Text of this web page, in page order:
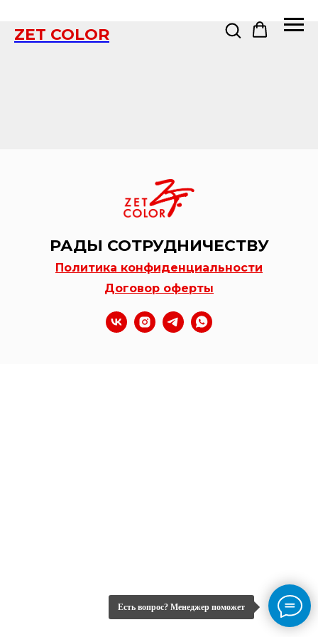
Есть вопрос? Менеджер поможет
ZET COLOR
РАДЫ СОТРУДНИЧЕСТВУ
Политика конфиденциальности
Договор оферты